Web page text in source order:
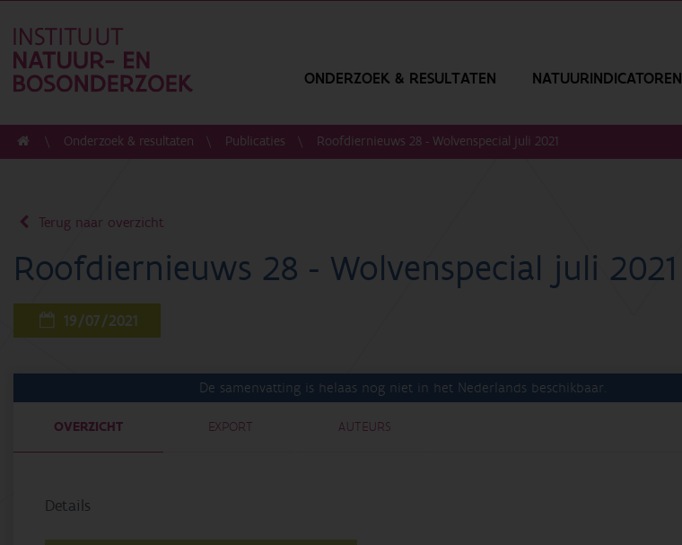
ONDERZOEK & RESULTATEN NATUURINDICATOREN
Onderzoek & resultaten Publicaties Roofdiernieuws 28 - Wolvenspecial juli 2021
Terug naar overzicht
Roofdiernieuws 28 - Wolvenspecial juli 2021
19/07/2021
De samenvatting is helaas nog niet in het Nederlands beschikbaar.
OVERZICHT EXPORT AUTEURS
Details